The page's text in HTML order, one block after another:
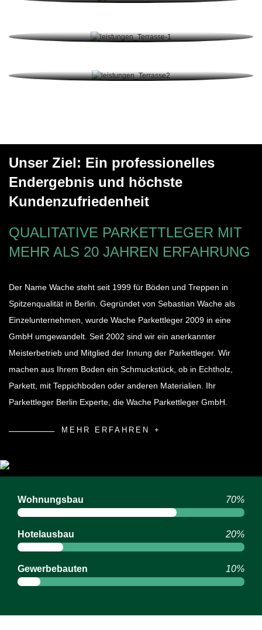
Unser Ziel: Ein professionelles
Endergebnis und höchste
Kundenzufriedenheit
QUALITATIVE PARKETTLEGER MIT
MEHR ALS 20 JAHREN ERFAHRUNG
Der Name Wache steht seit 1999 für Böden und Treppen in
Spitzenqualität in Berlin. Gegründet von Sebastian Wache als
Einzelunternehmen, wurde Wache Parkettleger 2009 in eine
GmbH umgewandelt. Seit 2002 sind wir ein anerkannter
Meisterbetrieb und Mitglied der Innung der Parkettleger. Wir
machen aus Ihrem Boden ein Schmuckstück, ob in Echtholz,
Parkett, mit Teppichboden oder anderen Materialien. Ihr
Parkettleger Berlin Experte, die Wache Parkettleger GmbH.
MEHR ERFAHREN
Wohnungsbau 70%
Hotelausbau 20%
Gewerbebauten 10%